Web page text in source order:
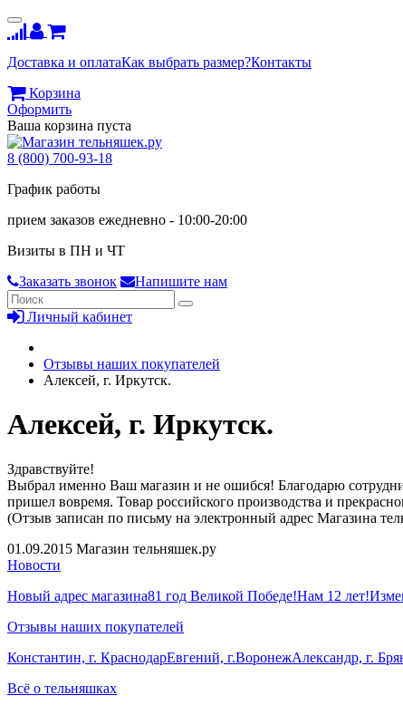
Доставка и оплатаКак выбрать размер?Контакты
Корзина
Оформить
Ваша корзина пуста
8 (800) 700-93-18
График работы
прием заказов ежедневно - 10:00-20:00
Визиты в ПН и ЧТ
Заказать звонок
Напишите нам
Личный кабинет
Отзывы наших покупателей
Алексей, г. Иркутск.
Алексей, г. Иркутск.
Здравствуйте!
Выбрал именно Ваш магазин и не ошибся! Благодарю
пришел вовремя. Товар российского производства и
(Отзыв записан по письму на электронный адрес Магазина
01.09.2015 Магазин тельняшек.ру
Новости
Новый адрес магазина81 год Великой Победе!Нам 12 лет!
Отзывы наших покупателей
Константин, г. КраснодарЕвгений, г.ВоронежАлександр, г.
Всё о тельняшках